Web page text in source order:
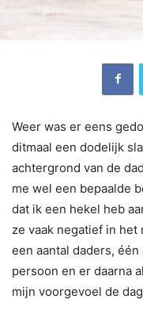
Weer was er eens
ditmaal een dodelijk
achtergrond van de
me wel een bepaalde
dat ik een hekel heb
ze vaak negatief in
een aantal daders,
persoon en er daarna
mijn voorgevoel de